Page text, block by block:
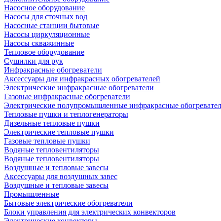
Насосное оборудование
Насосы для сточных вод
Насосные станции бытовые
Насосы циркуляционные
Насосы скважинные
Тепловое оборудование
Сушилки для рук
Инфракрасные обогреватели
Аксессуары для инфракрасных обогревателей
Электрические инфракрасные обогреватели
Газовые инфракрасные обогреватели
Электрические полупромышленные инфракрасные
Тепловые пушки и теплогенераторы
Дизельные тепловые пушки
Электрические тепловые пушки
Газовые тепловые пушки
Водяные тепловентиляторы
Водяные тепловентиляторы
Воздушные и тепловые завесы
Аксессуары для воздушных завес
Воздушные и тепловые завесы
Промышленные
Бытовые электрические обогреватели
Блоки управления для электрических конвекторов